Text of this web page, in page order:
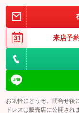
来店予
お気軽にどうぞ。問合せ後
ドレスは販売店に公開され